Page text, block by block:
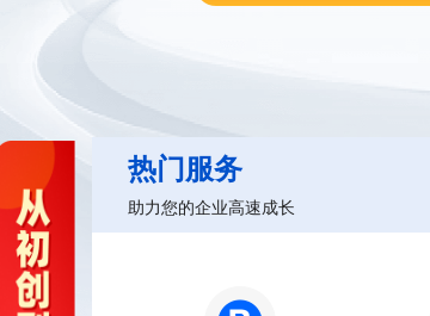
热门服务
助力您的企业高速成长